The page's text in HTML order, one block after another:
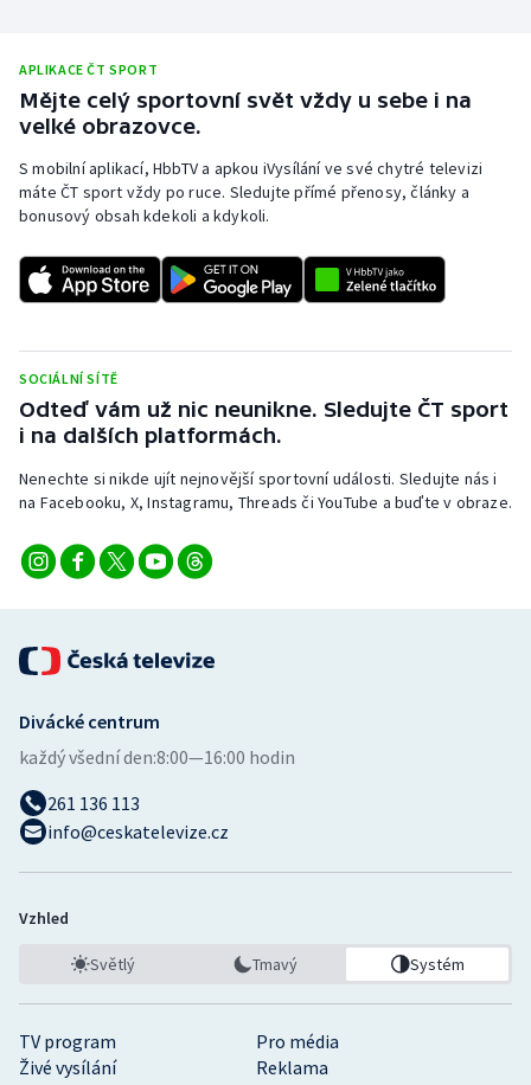
APLIKACE ČT SPORT
Mějte celý sportovní svět vždy u sebe i na
velké obrazovce.
S mobilní aplikací, HbbTV a apkou iVysílání ve své chytré televizi
máte ČT sport vždy po ruce. Sledujte přímé přenosy, články a
bonusový obsah kdekoli a kdykoli.
SOCIÁLNÍ SÍTĚ
Odteď vám už nic neunikne. Sledujte ČT sport
i na dalších platformách.
Nenechte si nikde ujít nejnovější sportovní události. Sledujte nás i
na Facebooku, X, Instagramu, Threads či YouTube a buďte v obraze.
TV program
Pro média
Živé vysílání
Reklama
Divácké centrum
každý všední den:8:00—16:00 hodin
261 136 113
info@ceskatelevize.cz
Vzhled
Světlý Tmavý Systém